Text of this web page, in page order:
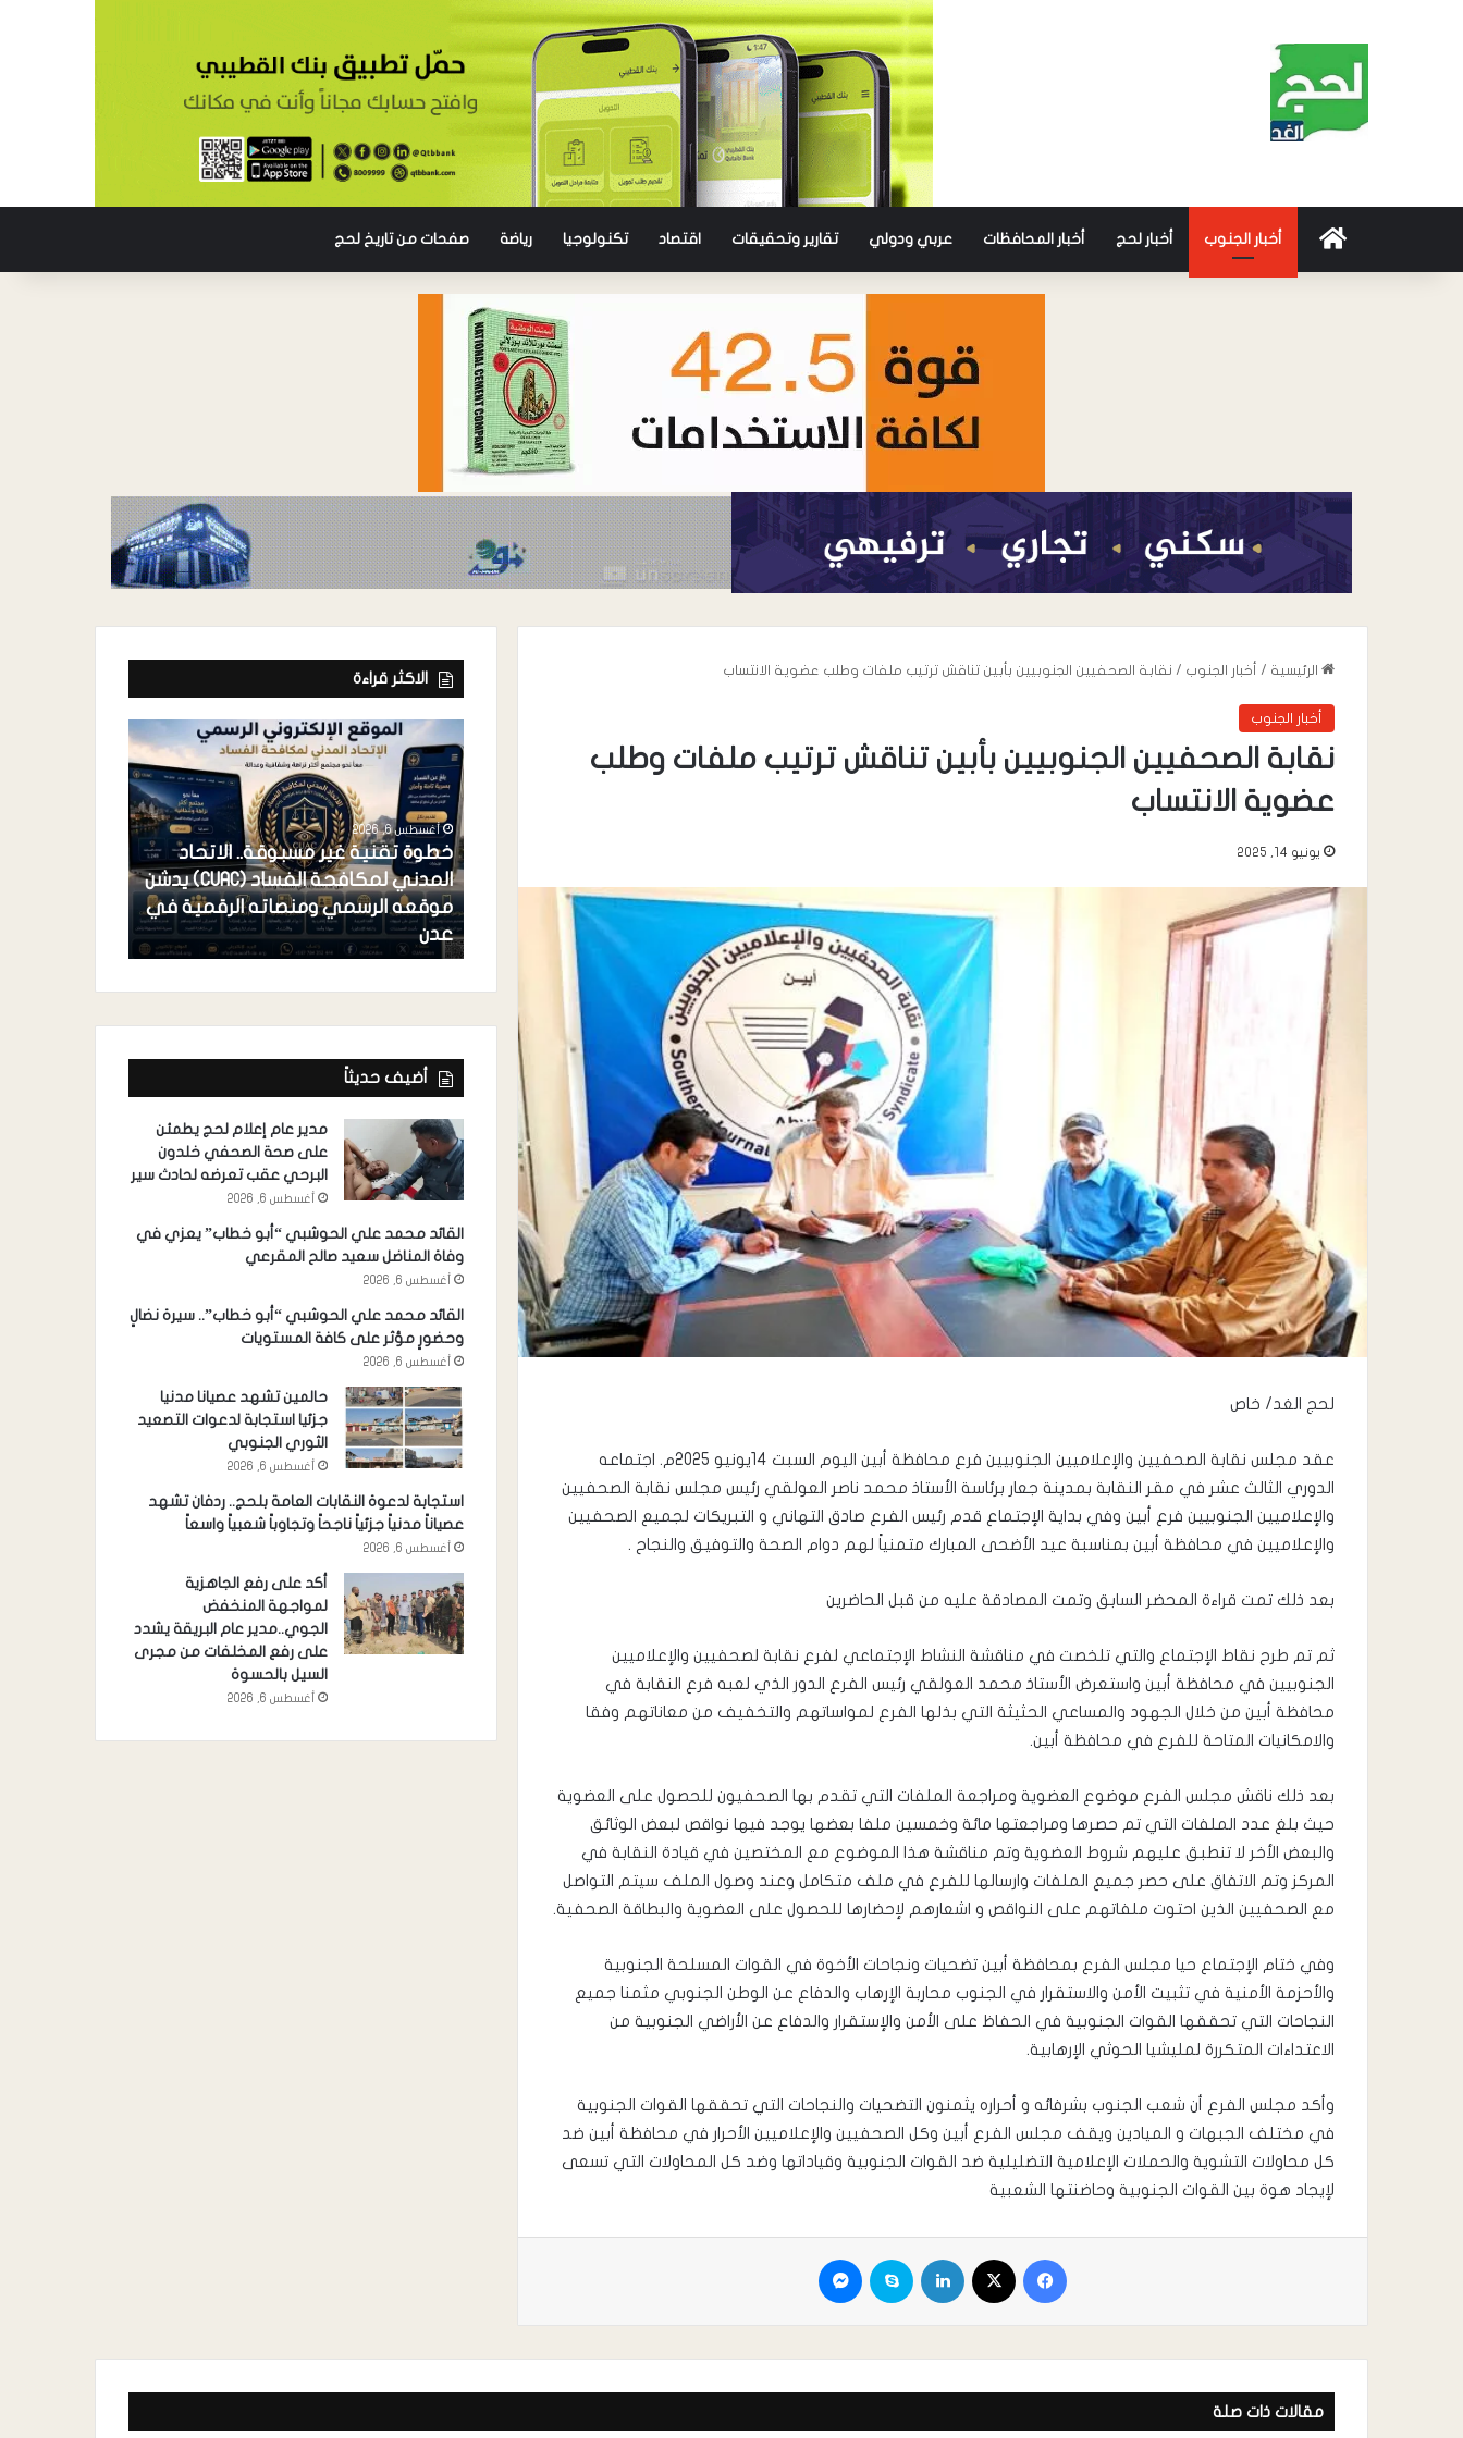
أخبار الجنوب أخبار لحج أخبار المحافظات عربي ودولي تقارير وتحقيقات اقتصاد تكنولوجيا رياضة صفحات من تاريخ لحج
الرئيسية / أخبار الجنوب / نقابة الصحفيين الجنوبيين بأبين تناقش ترتيب ملفات وطلب عضوية الانتساب
أخبار الجنوب
نقابة الصحفيين الجنوبيين بأبين تناقش ترتيب ملفات وطلب
عضوية الانتساب
يونيو 14, 2025
لحج الغد/ خاص
عقد مجلس نقابة الصحفيين والإعلاميين الجنوبيين فرع محافظة أبين اليوم السبت 14يونيو 2025م. اجتماعه
الدوري الثالث عشر في مقر النقابة بمدينة جعار برئاسة الأستاذ محمد ناصر العولقي رئيس مجلس نقابة الصحفيين
والإعلاميين الجنوبيين فرع أبين وفي بداية الإجتماع قدم رئيس الفرع صادق التهاني و التبريكات لجميع الصحفيين
والإعلاميين في محافظة أبين بمناسبة عيد الأضحى المبارك متمنياً لهم دوام الصحة والتوفيق والنجاح .
بعد ذلك تمت قراءة المحضر السابق وتمت المصادقة عليه من قبل الحاضرين
ثم تم طرح نقاط الإجتماع والتي تلخصت في مناقشة النشاط الإجتماعي لفرع نقابة لصحفيين والإعلاميين
الجنوبيين في محافظة أبين واستعرض الأستاذ محمد العولقي رئيس الفرع الدور الذي لعبه فرع النقابة في
محافظة أبين من خلال الجهود والمساعي الحثيثة التي بذلها الفرع لمواساتهم والتخفيف من معاناتهم وفقا
والامكانيات المتاحة للفرع في محافظة أبين.
بعد ذلك ناقش مجلس الفرع موضوع العضوية ومراجعة الملفات التي تقدم بها الصحفيون للحصول على العضوية
حيث بلغ عدد الملفات التي تم حصرها ومراجعتها مائة وخمسين ملفا بعضها يوجد فيها نواقص لبعض الوثائق
والبعض الأخر لا تنطبق عليهم شروط العضوية وتم مناقشة هذا الموضوع مع المختصين في قيادة النقابة في
المركز وتم الاتفاق على حصر جميع الملفات وارسالها للفرع في ملف متكامل وعند وصول الملف سيتم التواصل
مع الصحفيين الذين احتوت ملفاتهم على النواقص و اشعارهم لإحضارها للحصول على العضوية والبطاقة الصحفية.
وفي ختام الإجتماع حيا مجلس الفرع بمحافظة أبين تضحيات ونجاحات الأخوة في القوات المسلحة الجنوبية
والأحزمة الأمنية في تثبيت الأمن والاستقرار في الجنوب محاربة الإرهاب والدفاع عن الوطن الجنوبي مثمنا جميع
النجاحات التي تحققها القوات الجنوبية في الحفاظ على الأمن والإستقرار والدفاع عن الأراضي الجنوبية من
الاعتداءات المتكررة لمليشيا الحوثي الإرهابية.
وأكد مجلس الفرع أن شعب الجنوب بشرفائه و أحراره يثمنون التضحيات والنجاحات التي تحققها القوات الجنوبية
في مختلف الجبهات و الميادين ويقف مجلس الفرع أبين وكل الصحفيين والإعلاميين الأحرار في محافظة أبين ضد
كل محاولات التشوية والحملات الإعلامية التضليلية ضد القوات الجنوبية وقياداتها وضد كل المحاولات التي تسعى
لإيجاد هوة بين القوات الجنوبية وحاضنتها الشعبية
الاكثر قراءة
خطاب” يعزي في وفاة المناضل سعيد
نموذج إنساني في رعاية مرضى
الحروق والتجميل
أغسطس 6, 2026
خطوة تقنية غير مسبوقة.. الاتحاد
المدني لمكافحة الفساد (CUAC) يدشن
موقعه الرسمي ومنصاته الرقمية في
عدن
أضيف حديثاً
مدير عام إعلام لحج يطمئن
على صحة الصحفي خلدون
البرحي عقب تعرضه لحادث سير
أغسطس 6, 2026
القائد محمد علي الحوشبي “أبو خطاب” يعزي في
وفاة المناضل سعيد صالح المقرعي
أغسطس 6, 2026
القائد محمد علي الحوشبي “أبو خطاب”.. سيرة نضالٍ
وحضورٍ مؤثر على كافة المستويات
أغسطس 6, 2026
حالمين تشهد عصيانا مدنيا
جزئيا استجابة لدعوات التصعيد
الثوري الجنوبي
أغسطس 6, 2026
استجابة لدعوة النقابات العامة بلحج.. ردفان تشهد
عصياناً مدنياً جزئياً ناجحاً وتجاوباً شعبياً واسعاً
أغسطس 6, 2026
أكد على رفع الجاهزية
لمواجهة المنخفض
الجوي..مدير عام البريقة يشدد
على رفع المخلفات من مجرى
السيل بالحسوة
أغسطس 6, 2026
مقالات ذات صلة